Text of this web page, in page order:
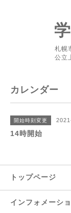
札幌
公立
カレンダー
開始時刻変更
14時開始
トップページ
インフォメーシ